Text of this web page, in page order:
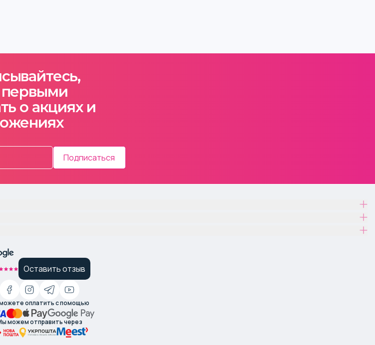
о акциях и
Подписаться
Оставить отзыв
оплатить с помощью
можем отправить через